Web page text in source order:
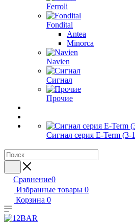
Ferroli
Fondital
Antea
Minorca
Navien
Сигнал
Прочие
Сигнал серия E-Term (3-
Сравнение0
Избранные товары 0
Корзина 0